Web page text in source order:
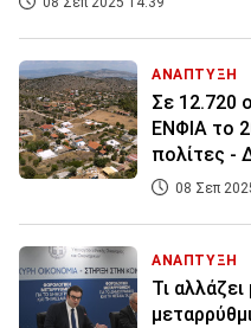
ΑΝΑΠΤΥΞΗ
Σε 12.720
ΕΝΦΙΑ το
πολίτες -
08 Σεπ
ΑΝΑΠΤΥΞΗ
Τι